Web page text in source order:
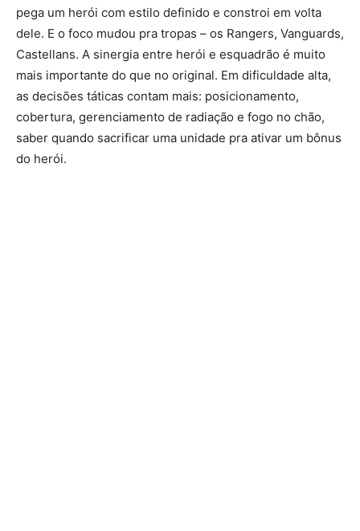
pega um herói com estilo definido e constroi em volta
dele. E o foco mudou pra tropas – os Rangers, Vanguards,
Castellans. A sinergia entre herói e esquadrão é muito
mais importante do que no original. Em dificuldade alta,
as decisões táticas contam mais: posicionamento,
cobertura, gerenciamento de radiação e fogo no chão,
saber quando sacrificar uma unidade pra ativar um bônus
do herói.